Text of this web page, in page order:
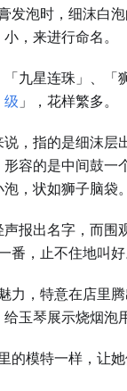
发泡时，细沫白
小，来进行命名。
九星连珠」、「
级 」，花样繁多。
，指的是细沫层
容的是中间鼓一
泡，状如狮子脑袋。
报出名字，而围
番，止不住地叫好
力，特意在店里
玉琴展示烧烟泡
的模特一样，让她